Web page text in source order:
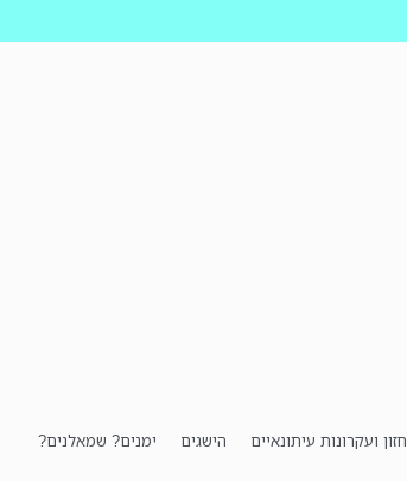
חזון ועקרונות עיתונאיים הישגים ימנים? שמאלנים?